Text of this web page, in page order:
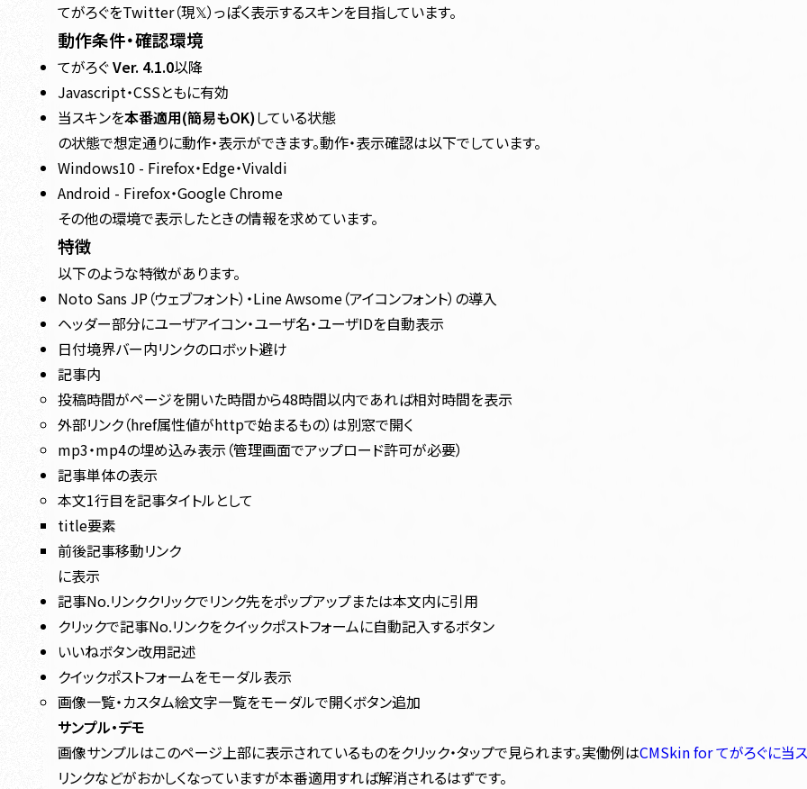
てがろぐをTwitter（現𝕏）っぽく表示するスキンを目指しています。
動作条件・確認環境
てがろぐVer. 4.1.0以降
Javascript・CSSともに有効
当スキンを本番適用(簡易もOK)している状態
の状態で想定通りに動作・表示ができます。動作・表示確認は以下でしています。
Windows10 - Firefox・Edge・Vivaldi
Android - Firefox・Google Chrome
その他の環境で表示したときの情報を求めています。
特徴
以下のような特徴があります。
Noto Sans JP（ウェブフォント）・Line Awsome（アイコンフォント）の導入
ヘッダー部分にユーザアイコン・ユーザ名・ユーザIDを自動表示
日付境界バー内リンクのロボット避け
記事内
投稿時間がページを開いた時間から48時間以内であれば相対時間を表示
外部リンク（href属性値がhttpで始まるもの）は別窓で開く
mp3・mp4の埋め込み表示（管理画面でアップロード許可が必要）
記事単体の表示
本文1行目を記事タイトルとして
title要素
前後記事移動リンク
に表示
記事No.リンククリックでリンク先をポップアップまたは本文内に引用
クリックで記事No.リンクをクイックポストフォームに自動記入するボタン
いいねボタン改用記述
クイックポストフォームをモーダル表示
画像一覧・カスタム絵文字一覧をモーダルで開くボタン追加
サンプル・デモ
画像サンプルはこのページ上部に表示されているものをクリック・タップで見られます。実働例はCMSkin for てがろぐに当
リンクなどがおかしくなっていますが本番適用すれば解消されるはずです。